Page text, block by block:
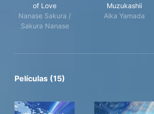
of Love
Nanase Sakura /
Sakura Nanase
Muzukashii
Aika Yamada
Películas (15)